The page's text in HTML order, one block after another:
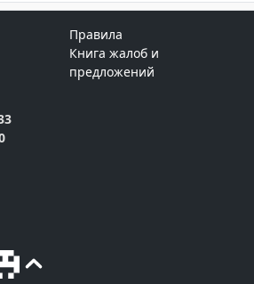
Правила
Книга жалоб и
предложений